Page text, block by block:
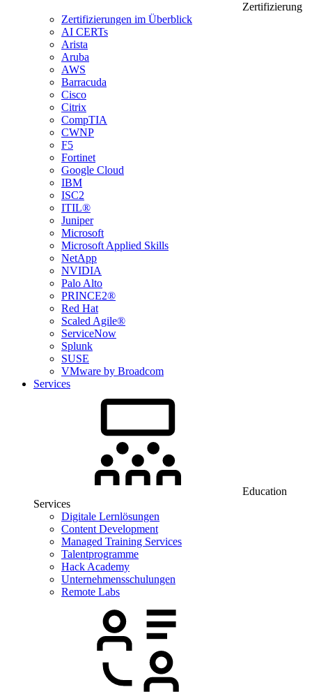
Zertifizierung
Zertifizierungen im Überblick
AI CERTs
Arista
Aruba
AWS
Barracuda
Cisco
Citrix
CompTIA
CWNP
F5
Fortinet
Google Cloud
IBM
ISC2
ITIL®
Juniper
Microsoft
Microsoft Applied Skills
NetApp
NVIDIA
Palo Alto
PRINCE2®
Red Hat
Scaled Agile®
ServiceNow
Splunk
SUSE
VMware by Broadcom
Services
Education
Services
Digitale Lernlösungen
Content Development
Managed Training Services
Talentprogramme
Hack Academy
Unternehmensschulungen
Remote Labs